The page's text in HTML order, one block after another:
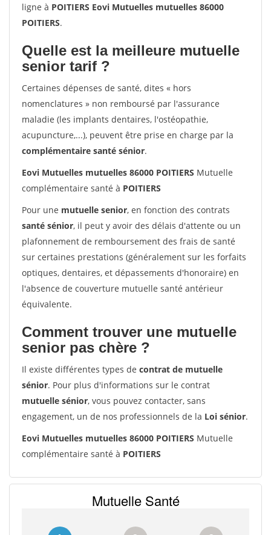
ligne à POITIERS Eovi Mutuelles mutuelles 86000
POITIERS.
Quelle est la meilleure mutuelle
senior tarif ?
Certaines dépenses de santé, dites « hors
nomenclatures » non remboursé par l'assurance
maladie (les implants dentaires, l'ostéopathie,
acupuncture,...), peuvent être prise en charge par la
complémentaire santé sénior.
Eovi Mutuelles mutuelles 86000 POITIERS Mutuelle
complémentaire santé à POITIERS
Pour une mutuelle senior, en fonction des contrats
santé sénior, il peut y avoir des délais d'attente ou un
plafonnement de remboursement des frais de santé
sur certaines prestations (généralement sur les forfaits
optiques, dentaires, et dépassements d'honoraire) en
l'absence de couverture mutuelle santé antérieur
équivalente.
Comment trouver une mutuelle
senior pas chère ?
Il existe différentes types de contrat de mutuelle
sénior. Pour plus d'informations sur le contrat
mutuelle sénior, vous pouvez contacter, sans
engagement, un de nos professionnels de la Loi sénior.
Eovi Mutuelles mutuelles 86000 POITIERS Mutuelle
complémentaire santé à POITIERS